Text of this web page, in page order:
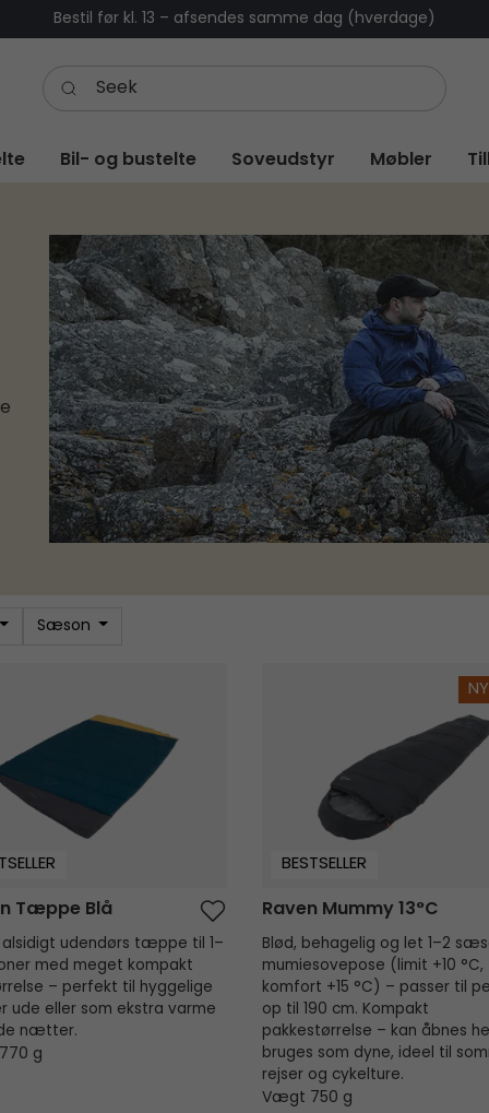
Bestil før kl. 13 – afsendes samme dag (hverdage)
Bil- og bustelte Soveudstyr Møbler
Sæson
Tæppe Blå
udendørs tæppe til 1–
med meget kompakt
– perfekt til hyggelige
ude eller som ekstra varme
nætter.
g
BESTSELLER
Raven Mummy 13°C
Blød, behagelig og let 1–2
mumiesovepose (limit +10 °C,
komfort +15 °C) – passer til
op til 190 cm. Kompakt
pakkestørrelse – kan åbnes
bruges som dyne, ideel til
rejser og cykelture.
Vægt 750 g